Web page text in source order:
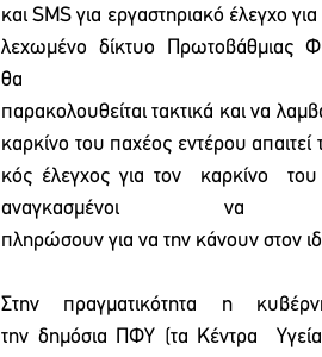
και SMS για εργαστηριακό έλεγχο
λεχωμένο  δίκτυο  Πρωτοβάθμιας
θα
παρακολουθείται τακτικά και να
καρκίνο του παχέος εντέρου
κός έλεγχος για τον  καρκίνο
αναγκασμένοι
πληρώσουν για να την κάνουν στον
Στην πραγματικότητα η
την δημόσια ΠΦΥ (τα Κέντρα